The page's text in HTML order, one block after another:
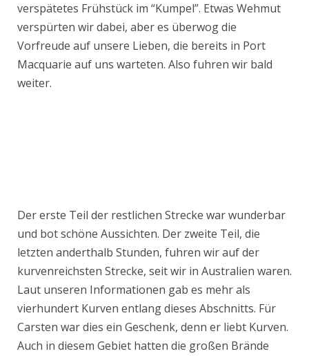
verspätetes Frühstück im “Kumpel”. Etwas Wehmut
verspürten wir dabei, aber es überwog die
Vorfreude auf unsere Lieben, die bereits in Port
Macquarie auf uns warteten. Also fuhren wir bald
weiter.
Der erste Teil der restlichen Strecke war wunderbar
und bot schöne Aussichten. Der zweite Teil, die
letzten anderthalb Stunden, fuhren wir auf der
kurvenreichsten Strecke, seit wir in Australien waren.
Laut unseren Informationen gab es mehr als
vierhundert Kurven entlang dieses Abschnitts. Für
Carsten war dies ein Geschenk, denn er liebt Kurven.
Auch in diesem Gebiet hatten die großen Brände